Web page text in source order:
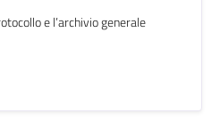
e l’archivio generale